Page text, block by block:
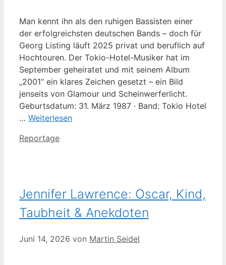
Man kennt ihn als den ruhigen Bassisten einer
der erfolgreichsten deutschen Bands – doch für
Georg Listing läuft 2025 privat und beruflich auf
Hochtouren. Der Tokio-Hotel-Musiker hat im
September geheiratet und mit seinem Album
„2001“ ein klares Zeichen gesetzt – ein Bild
jenseits von Glamour und Scheinwerferlicht.
Geburtsdatum: 31. März 1987 · Band: Tokio Hotel
… Weiterlesen
Kategorien
Reportage
Jennifer Lawrence: Oscar, Kind,
Taubheit & Anekdoten
Juni 14, 2026 von Martin Seidel